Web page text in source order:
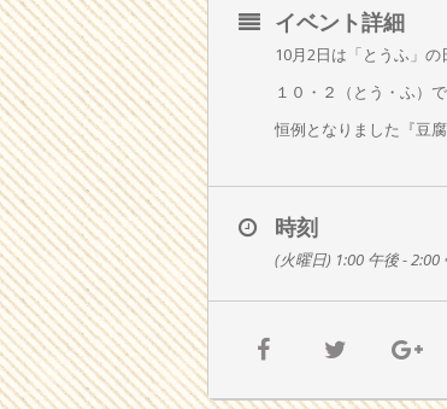
イベント詳細
10月2日は「とうふ」の
１０・２（とう・ふ）
恒例となりました『豆
時刻
(火曜日) 1:00 午後 - 2:00